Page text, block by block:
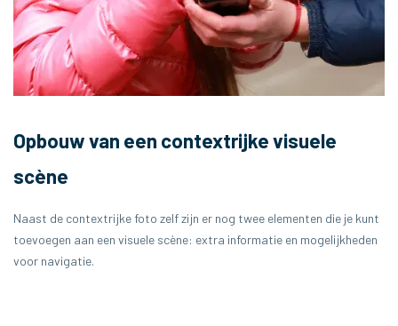
Opbouw van een contextrijke visuele
scène
Naast de contextrijke foto zelf zijn er nog twee elementen die je kunt
toevoegen aan een visuele scène: extra informatie en mogelijkheden
voor navigatie.